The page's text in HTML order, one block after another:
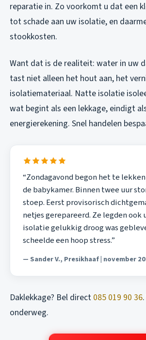
reparatie in. Zo voorkomt u dat een
tot schade aan uw isolatie, en
stookkosten.
Want dat is de realiteit: water in uw
tast niet alleen het hout aan, het
isolatiemateriaal. Natte isolatie
wat begint als een lekkage, eindigt
energierekening. Snel handelen
“Zondagavond begon het te
de babykamer. Binnen twee uur
stoep. Eerst provisorisch
netjes gerepareerd. Ze legden ook
isolatie gelukkig droog was
scheelde een hoop stress.”
— Sander V., Presikhaaf | november
Daklekkage? Bel direct 085 019 90 36
onderweg.